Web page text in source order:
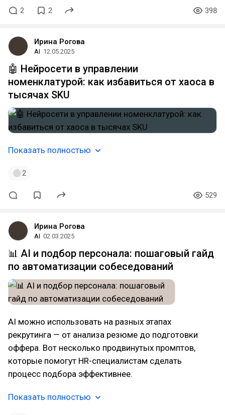
2 2 398
Ирина Рогова
AI 12.05.2025
🤖 Нейросети в управлении
номенклатурой: как избавиться от хаоса в
тысячах SKU
Показать полностью
2
529
Ирина Рогова
AI 02.03.2025
📊 AI и подбор персонала: пошаговый гайд
по автоматизации собеседований
AI можно использовать на разных этапах
рекрутинга — от анализа резюме до подготовки
оффера. Вот несколько продвинутых промптов,
которые помогут HR-специалистам сделать
процесс подбора эффективнее.
Показать полностью